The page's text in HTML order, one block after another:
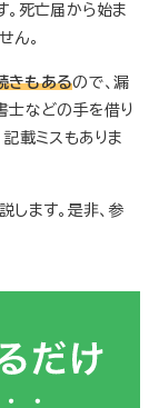
。死亡届から始ま
ん。
きもあるので、漏
士などの手を借り
載ミスもありま
ます。是非、参